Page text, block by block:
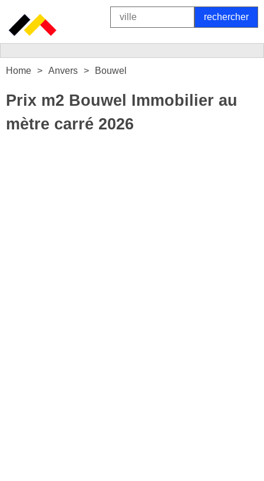
Home Anvers Bouwel
Prix m2 Bouwel Immobilier au
mètre carré 2026